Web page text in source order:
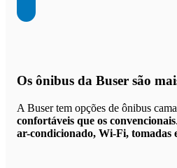
Os ônibus da Buser são
A Buser tem opções de ônibus
confortáveis que os convencionais
ar-condicionado, Wi-Fi, tomadas